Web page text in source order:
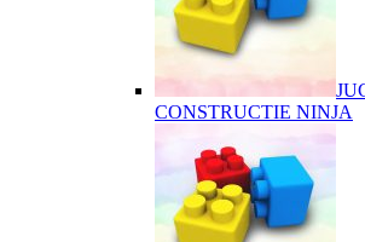
CONSTRUCTIE NINJA